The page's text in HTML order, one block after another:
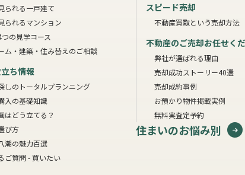
られる一戸建て
られるマンション
の見学コース
ム・建築・住み替えのご相談
ち情報
しのトータルプランニング
入の基礎知識
はどう立てる？
び方
潮の魅力百選
ご質問 - 買いたい
スピード売却
不動産買取という売却方法
不動産のご売却お任せく
弊社が選ばれる理由
売却成功ストーリー40選
売却成約事例
お預かり物件掲載実例
無料実査定予約
住まいのお悩み別